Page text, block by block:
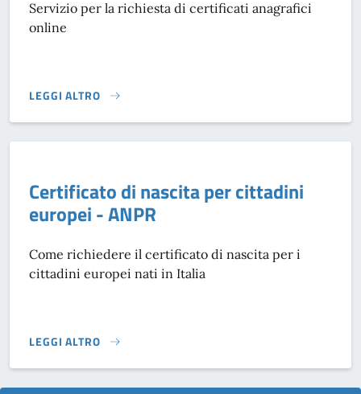
Servizio per la richiesta di certificati anagrafici
online
LEGGI ALTRO
CERTIFICATI ANAGRAFICI - ANPR}
Certificato di nascita per cittadini
europei - ANPR
Come richiedere il certificato di nascita per i
cittadini europei nati in Italia
LEGGI ALTRO
CERTIFICATO DI NASCITA PER CITTADINI EUROPEI - ANPR}